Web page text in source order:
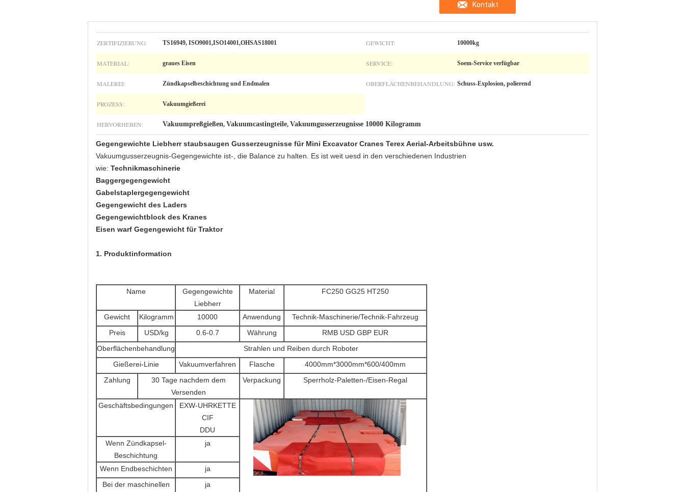
Kontakt
ZERTIFIZIERUNG: TS16949, ISO9001,ISO14001,OHSAS18001 GEWICHT: 10000kg
MATERIAL: graues Eisen SERVICE: Soem-Service verfügbar
MALEREI: Zündkapselbeschichtung und Endmalen OBERFLÄCHENBEHANDLUNG: Schuss-Explosion, polierend
PROZESS: Vakuumgießerei
HERVORHEBEN: Vakuumpreßgießen, Vakuumcastingteile, Vakuumgusserzeugnisse 10000 Kilogramm
Gegengewichte Liebherr staubsaugen Gusserzeugnisse für Mini Excavator Cranes Terex Aerial-Arbeitsbühne usw.
Vakuumgusserzeugnis-Gegengewichte ist-, die Balance zu halten. Es ist weit uesd in den verschiedenen Industrien
wie: Technikmaschinerie
Baggergegengewicht
Gabelstaplergegengewicht
Gegengewicht des Laders
Gegengewichtblock des Kranes
Eisen warf Gegengewicht für Traktor
1. Produktinformation
Name
Gegengewichte
Liebherr
Material FC250 GG25 HT250
Gewicht Kilogramm 10000 Anwendung Technik-Maschinerie/Technik-Fahrzeug
Preis
USD/kg 0.6-0.7 Währung
RMB USD GBP EUR
Oberflächenbehandlung
Strahlen und Reiben durch Roboter
Gießerei-Linie
Vakuumverfahren Flasche
4000mm*3000mm*600/400mm
Zahlung
30 Tage nachdem dem
Versenden
Verpackung Sperrholz-Paletten-/Eisen-Regal
Geschäftsbedingungen
EXW-UHRKETTE
CIF
DDU
Wenn Zündkapsel-
Beschichtung
ja
Wenn Endbeschichten
ja
Bei der maschinellen
ja